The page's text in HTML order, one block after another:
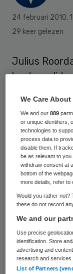
24 februari 2010,
29 keer gelezen
Julius
bestuurslid
bestuur van
Ervaring
Als
Roorda zich
facilitaire
dozijn
beheert.
We Care
We and our889
or unique identifiers,
technologies to
process data to
disable them. If
be as relevant to
withdraw consent at
bottom of the
more details, refer to
Would you rather not?
these do not record
We and our
Use precise
identification. Store
advertising and
research and services
List of Partners